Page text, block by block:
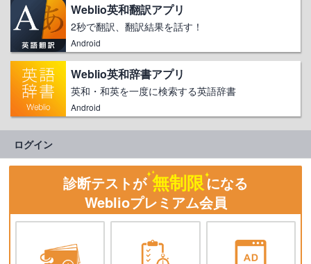
Weblio英和翻訳アプリ
2秒で翻訳、翻訳結果を話す！
Android
Weblio英和辞書アプリ
英和・和英を一度に検索する英語辞書
Android
ログイン
診断テストが 無制限になる
Weblioプレミアム会員